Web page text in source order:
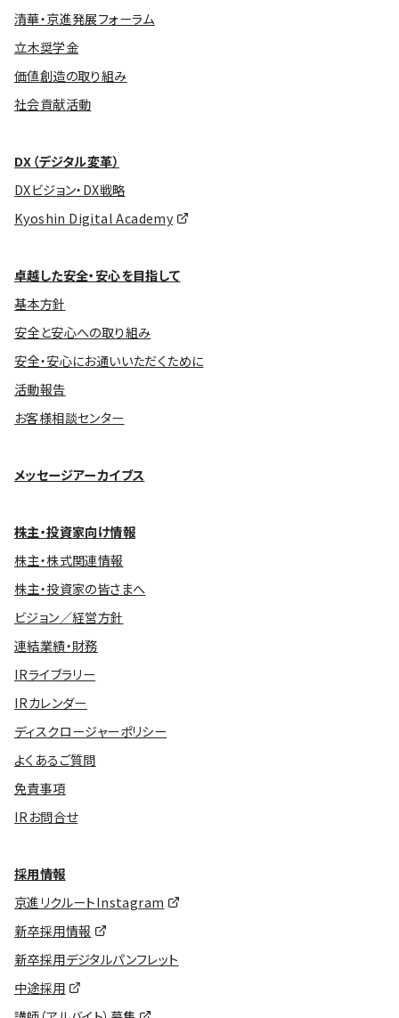
清華・京進発展フォーラム
立木奨学金
価値創造の取り組み
社会貢献活動
DX（デジタル変革）
DXビジョン・DX戦略
Kyoshin Digital Academy
卓越した安全・安心を目指して
基本方針
安全と安心への取り組み
安全・安心にお通いいただくために
活動報告
お客様相談センター
メッセージアーカイブス
株主・投資家向け情報
株主・株式関連情報
株主・投資家の皆さまへ
ビジョン／経営方針
連結業績・財務
IRライブラリー
IRカレンダー
ディスクロージャーポリシー
よくあるご質問
免責事項
IRお問合せ
採用情報
京進リクルートInstagram
新卒採用情報
新卒採用デジタルパンフレット
中途採用